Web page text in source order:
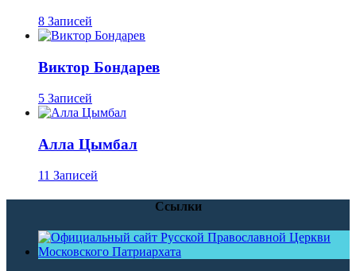
8 Записей
Виктор Бондарев
5 Записей
Алла Цымбал
11 Записей
Ссылки